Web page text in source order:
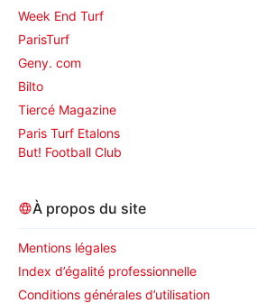
Week End Turf
ParisTurf
Geny. com
Bilto
Tiercé Magazine
Paris Turf Etalons
But! Football Club
À propos du site
Mentions légales
Index d’égalité professionnelle
Conditions générales d’utilisation